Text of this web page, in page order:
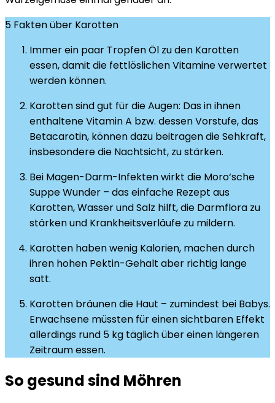
5 Fakten über Karotten
Immer ein paar Tropfen Öl zu den Karotten
essen, damit die fettlöslichen Vitamine verwertet
werden können.
Karotten sind gut für die Augen: Das in ihnen
enthaltene Vitamin A bzw. dessen Vorstufe, das
Betacarotin, können dazu beitragen die Sehkraft,
insbesondere die Nachtsicht, zu stärken.
Bei Magen-Darm-Infekten wirkt die Moro‘sche
Suppe Wunder – das einfache Rezept aus
Karotten, Wasser und Salz hilft, die Darmflora zu
stärken und Krankheitsverläufe zu mildern.
Karotten haben wenig Kalorien, machen durch
ihren hohen Pektin-Gehalt aber richtig lange
satt.
Karotten bräunen die Haut – zumindest bei Babys.
Erwachsene müssten für einen sichtbaren Effekt
allerdings rund 5 kg täglich über einen längeren
Zeitraum essen.
So gesund sind Möhren